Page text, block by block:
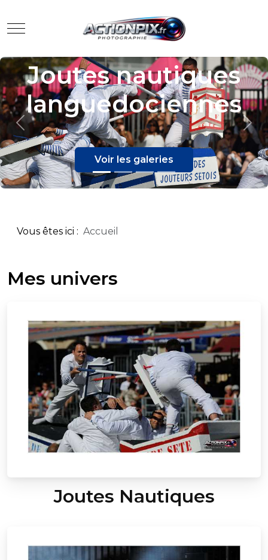
Mobile Menu Toggle
Joutes nautiques
languedociennes
Voir les galeries
Previous
Vous êtes ici : Accueil
Mes univers
Joutes Nautiques